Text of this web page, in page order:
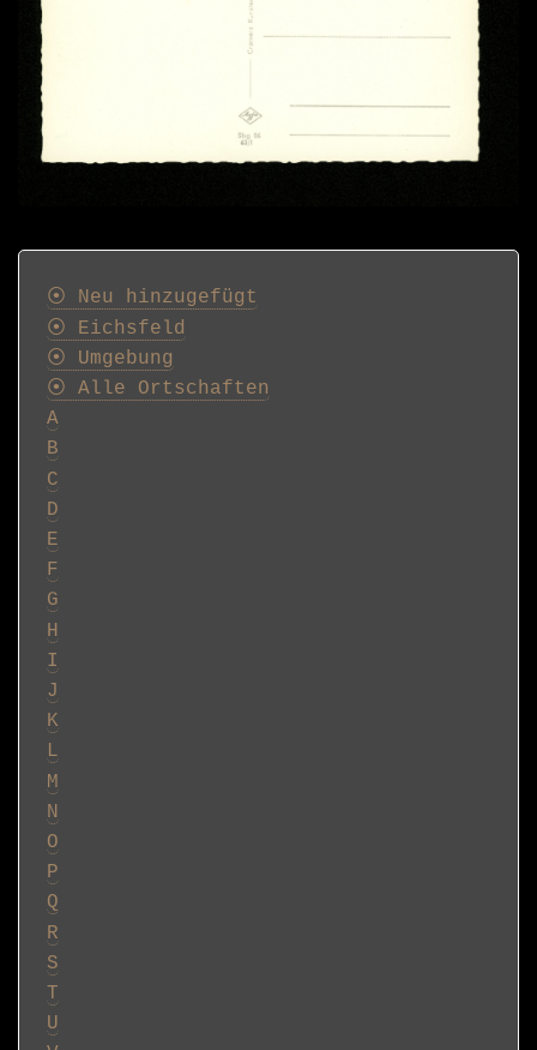
Postkarten
⦿ Neu hinzugefügt
⦿ Eichsfeld
⦿ Umgebung
⦿ Alle Ortschaften
A
B
C
D
E
F
G
H
I
J
K
L
M
N
O
P
Q
R
S
T
U